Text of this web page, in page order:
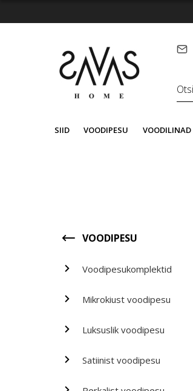
SIID VOODIPESU VOODILINAD
VOODIPESU
Voodipesukomplektid
Mikrokiust voodipesu
Luksuslik voodipesu
Satiinist voodipesu